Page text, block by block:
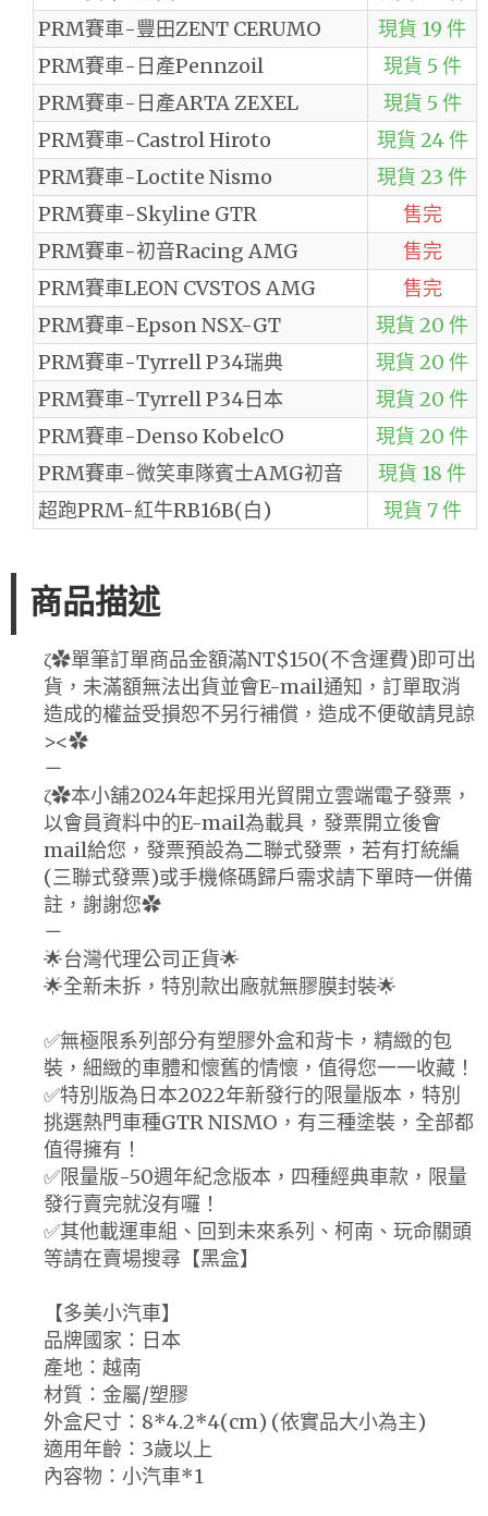
PRM賽車-豐田ZENT CERUMO
現貨 19 件
PRM賽車-日產Pennzoil
現貨 5 件
PRM賽車-日產ARTA ZEXEL
現貨 5 件
PRM賽車-Castrol Hiroto
現貨 24 件
PRM賽車-Loctite Nismo
現貨 23 件
PRM賽車-Skyline GTR
售完
PRM賽車-初音Racing AMG
售完
PRM賽車LEON CVSTOS AMG
售完
PRM賽車-Epson NSX-GT
現貨 20 件
PRM賽車-Tyrrell P34瑞典
現貨 20 件
PRM賽車-Tyrrell P34日本
現貨 20 件
PRM賽車-Denso KobelcO
現貨 20 件
PRM賽車-微笑車隊賓士AMG初音
現貨 18 件
超跑PRM-紅牛RB16B(白)
現貨 7 件
商品描述
ζ✿單筆訂單商品金額滿NT$150(不含運費)即可出
貨，未滿額無法出貨並會E-mail通知，訂單取消
造成的權益受損恕不另行補償，造成不便敬請見諒
><✿
－
ζ✿本小舖2024年起採用光貿開立雲端電子發票，
以會員資料中的E-mail為載具，發票開立後會
mail給您，發票預設為二聯式發票，若有打統編
(三聯式發票)或手機條碼歸戶需求請下單時一併備
註，謝謝您✿
－
🌟台灣代理公司正貨🌟
🌟全新未拆，特別款出廠就無膠膜封裝🌟
✅無極限系列部分有塑膠外盒和背卡，精緻的包
裝，細緻的車體和懷舊的情懷，值得您一一收藏！
✅特別版為日本2022年新發行的限量版本，特別
挑選熱門車種GTR NISMO，有三種塗裝，全部都
值得擁有！
✅限量版-50週年紀念版本，四種經典車款，限量
發行賣完就沒有囉！
✅其他載運車組、回到未來系列、柯南、玩命關頭
等請在賣場搜尋【黑盒】
【多美小汽車】
品牌國家：日本
產地：越南
材質：金屬/塑膠
外盒尺寸：8*4.2*4(cm) (依實品大小為主)
適用年齡：3歲以上
內容物：小汽車*1